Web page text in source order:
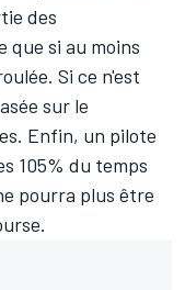
des
que si au moins
Si ce n'est
sur le
Enfin, un pilote
105% du temps
pourra plus être